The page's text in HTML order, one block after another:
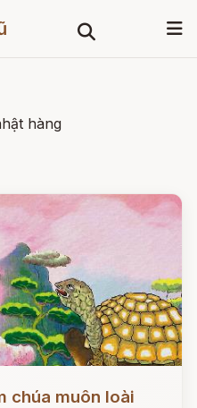
hàng
chúa muôn loài